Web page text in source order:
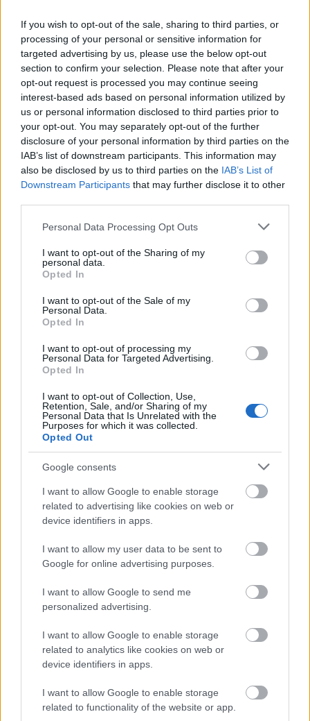
If you wish to opt-out of the sale, sharing to third parties, or
processing of your personal or sensitive information for
targeted advertising by us, please use the below opt-out
section to confirm your selection. Please note that after your
opt-out request is processed you may continue seeing
interest-based ads based on personal information utilized by
us or personal information disclosed to third parties prior to
your opt-out. You may separately opt-out of the further
disclosure of your personal information by third parties on the
IAB’s list of downstream participants. This information may
also be disclosed by us to third parties on the IAB’s List of
Downstream Participants that may further disclose it to other
Please note that this website/app uses one or more Google
not limited to your visit or usage behaviour. You may click to
grant or deny consent to Google and its third-party tags to
use your data for below specified purposes in below Google
consent section.
Personal Data Processing Opt Outs
I want to opt-out of the Sharing of my
personal data.
Opted In
I want to opt-out of the Sale of my
Personal Data.
Opted In
I want to opt-out of processing my
Personal Data for Targeted Advertising.
Opted In
I want to opt-out of Collection, Use,
Retention, Sale, and/or Sharing of my
Personal Data that Is Unrelated with the
Purposes for which it was collected.
Opted Out
Google consents
I want to allow Google to enable storage
related to advertising like cookies on web or
device identifiers in apps.
I want to allow my user data to be sent to
Google for online advertising purposes.
I want to allow Google to send me
personalized advertising.
I want to allow Google to enable storage
related to analytics like cookies on web or
device identifiers in apps.
I want to allow Google to enable storage
related to functionality of the website or app.
Szilárdtól az utolsó akcióhősig - Heti
Park
Lángoló•2018. május 21.
Május elejétől már ismét szabadtéren bulizhat a
közönség Budapest népszerű szórakozóhelyén, a
Budapest Parkban. Ezen a héten is változatos ...
Az NME külön cikkben fejtette ki,
miért nem kellett volna az AWS az
Eurovízióra